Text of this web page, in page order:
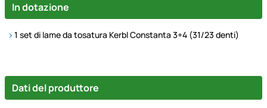
In dotazione
1 set di lame da tosatura Kerbl Constanta 3+4 (31/23 denti)
Dati del produttore